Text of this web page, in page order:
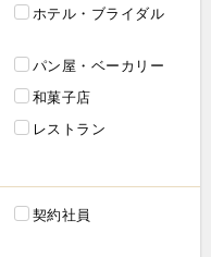
ホテル・ブライダル
パン屋・ベーカリー
和菓子店
レストラン
契約社員